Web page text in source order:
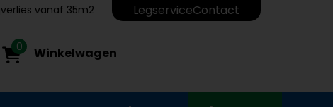
vanaf 35m2 LegserviceContact
0 Winkelwagen